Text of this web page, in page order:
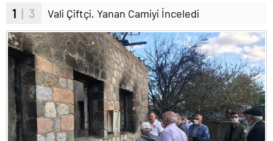
1 | 3 Vali Çiftçi, Yanan Camiyi İnceledi